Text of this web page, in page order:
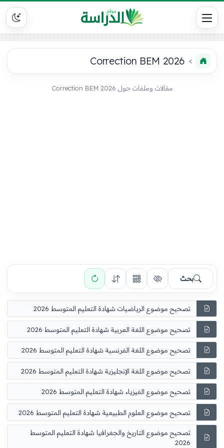
Correction BEM 2026
مقالات وملفات حول Correction BEM 2026
بحث
تصحيح موضوع الرياضيات شهادة التعليم المتوسط 2026
تصحيح موضوع اللغة العربية شهادة التعليم المتوسط 2026
تصحيح موضوع اللغة الفرنسية شهادة التعليم المتوسط 2026
تصحيح موضوع اللغة الإنجليزية شهادة التعليم المتوسط 2026
تصحيح موضوع الفيزياء شهادة التعليم المتوسط 2026
تصحيح موضوع العلوم الطبيعية شهادة التعليم المتوسط 2026
تصحيح موضوع التاريخ والجغرافيا شهادة التعليم المتوسط
2026